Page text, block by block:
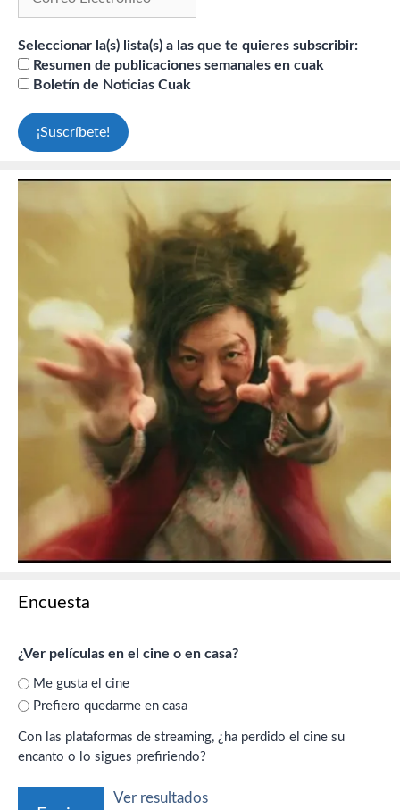
Seleccionar la(s) lista(s) a las que te quieres subscribir:
Resumen de publicaciones semanales en cuak
Boletín de Noticias Cuak
Encuesta
¿Ver películas en el cine o en casa?
Me gusta el cine
Prefiero quedarme en casa
Con las plataformas de streaming, ¿ha perdido el cine su
encanto o lo sigues prefiriendo?
Ver resultados